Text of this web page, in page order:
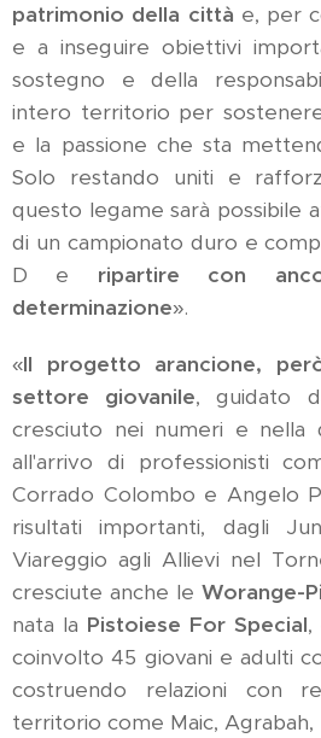
patrimonio della città e, per
e a inseguire obiettivi
sostegno e della
intero territorio per
e la passione che sta
Solo restando uniti e
questo legame sarà possibile
di un campionato duro e
D e ripartire con
determinazione».
«Il progetto arancione,
settore giovanile, guidato
cresciuto nei numeri e nella
all'arrivo di professionisti
Corrado Colombo e Angelo
risultati importanti, dagli
Viareggio agli Allievi nel
cresciute anche le Worange-
nata la Pistoiese For Special,
coinvolto 45 giovani e adulti
costruendo relazioni con
territorio come Maic, Agrabah,